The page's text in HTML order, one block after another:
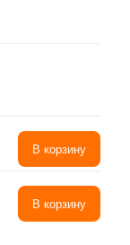
В корзину
В корзину